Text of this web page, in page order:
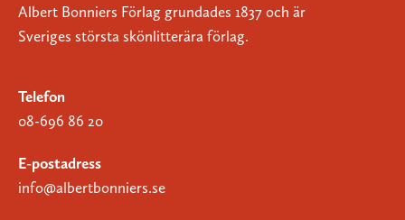
Albert Bonniers Förlag grundades 1837 och är
Sveriges största skönlitterära förlag.
Telefon
08-696 86 20
E-postadress
info@albertbonniers.se